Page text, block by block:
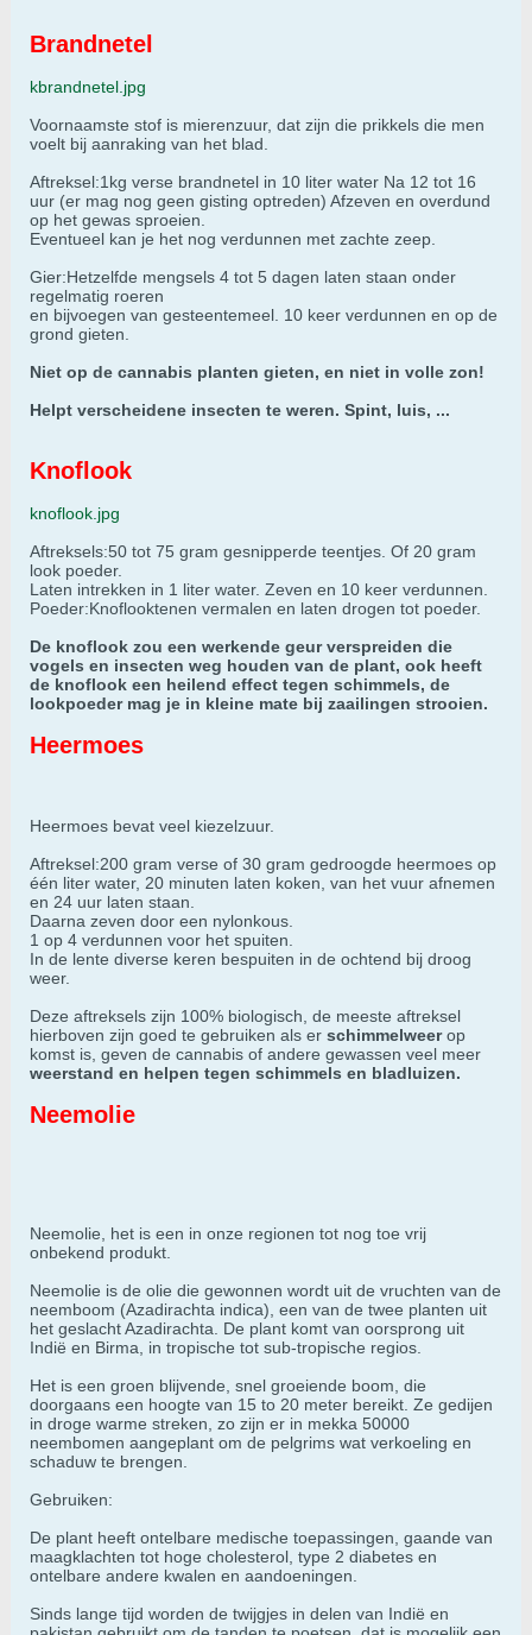
Brandnetel
kbrandnetel.jpg
Voornaamste stof is mierenzuur, dat zijn die prikkels die men
voelt bij aanraking van het blad.
Aftreksel:1kg verse brandnetel in 10 liter water Na 12 tot 16
uur (er mag nog geen gisting optreden) Afzeven en overdund
op het gewas sproeien.
Eventueel kan je het nog verdunnen met zachte zeep.
Gier:Hetzelfde mengsels 4 tot 5 dagen laten staan onder
regelmatig roeren
en bijvoegen van gesteentemeel. 10 keer verdunnen en op de
grond gieten.
Niet op de cannabis planten gieten, en niet in volle zon!
Helpt verscheidene insecten te weren. Spint, luis, ...
Knoflook
knoflook.jpg
Aftreksels:50 tot 75 gram gesnipperde teentjes. Of 20 gram
look poeder.
Laten intrekken in 1 liter water. Zeven en 10 keer verdunnen.
Poeder:Knoflooktenen vermalen en laten drogen tot poeder.
De knoflook zou een werkende geur verspreiden die
vogels en insecten weg houden van de plant, ook heeft
de knoflook een heilend effect tegen schimmels, de
lookpoeder mag je in kleine mate bij zaailingen strooien.
Heermoes
Heermoes bevat veel kiezelzuur.
Aftreksel:200 gram verse of 30 gram gedroogde heermoes op
één liter water, 20 minuten laten koken, van het vuur afnemen
en 24 uur laten staan.
Daarna zeven door een nylonkous.
1 op 4 verdunnen voor het spuiten.
In de lente diverse keren bespuiten in de ochtend bij droog
weer.
Deze aftreksels zijn 100% biologisch, de meeste aftreksel
hierboven zijn goed te gebruiken als er schimmelweerop
komst is, geven de cannabis of andere gewassen veel meer
weerstand en helpen tegen schimmels en bladluizen.
Neemolie
Neemolie, het is een in onze regionen tot nog toe vrij
onbekend produkt.
Neemolie is de olie die gewonnen wordt uit de vruchten van de
neemboom (Azadirachta indica), een van de twee planten uit
het geslacht Azadirachta. De plant komt van oorsprong uit
Indië en Birma, in tropische tot sub-tropische regios.
Het is een groen blijvende, snel groeiende boom, die
doorgaans een hoogte van 15 to 20 meter bereikt. Ze gedijen
in droge warme streken, zo zijn er in mekka 50000
neembomen aangeplant om de pelgrims wat verkoeling en
schaduw te brengen.
Gebruiken:
De plant heeft ontelbare medische toepassingen, gaande van
maagklachten tot hoge cholesterol, type 2 diabetes en
ontelbare andere kwalen en aandoeningen.
Sinds lange tijd worden de twijgjes in delen van Indië en